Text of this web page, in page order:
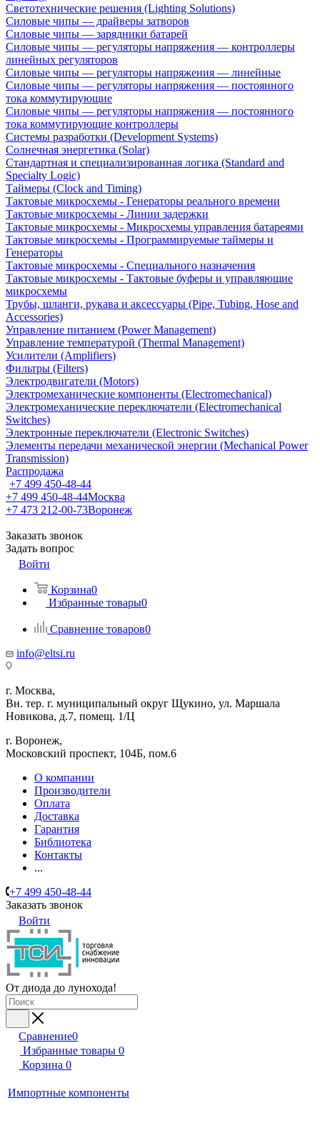
Светотехнические решения (Lighting Solutions)
Силовые чипы — драйверы затворов
Силовые чипы — зарядники батарей
Силовые чипы — регуляторы напряжения — контроллеры
линейных регуляторов
Силовые чипы — регуляторы напряжения — линейные
Силовые чипы — регуляторы напряжения — постоянного
тока коммутирующие
Силовые чипы — регуляторы напряжения — постоянного
тока коммутирующие контроллеры
Системы разработки (Development Systems)
Солнечная энергетика (Solar)
Стандартная и специализированная логика (Standard and
Specialty Logic)
Таймеры (Clock and Timing)
Тактовые микросхемы - Генераторы реального времени
Тактовые микросхемы - Линии задержки
Тактовые микросхемы - Микросхемы управления батареями
Тактовые микросхемы - Программируемые таймеры и
Генераторы
Тактовые микросхемы - Специального назначения
Тактовые микросхемы - Тактовые буферы и управляющие
микросхемы
Трубы, шланги, рукава и аксессуары (Pipe, Tubing, Hose and
Accessories)
Управление питанием (Power Management)
Управление температурой (Thermal Management)
Усилители (Amplifiers)
Фильтры (Filters)
Электродвигатели (Motors)
Электромеханические компоненты (Electromechanical)
Электромеханические переключатели (Electromechanical
Switches)
Электронные переключатели (Electronic Switches)
Элементы передачи механической энергии (Mechanical Power
Transmission)
Распродажа
+7 499 450-48-44
+7 499 450-48-44Москва
+7 473 212-00-73Воронеж
Заказать звонок
Задать вопрос
Войти
Корзина0
Избранные товары0
Сравнение товаров0
info@eltsi.ru
г. Москва,
Вн. тер. г. муниципальный округ Щукино, ул. Маршала
Новикова, д.7, помещ. 1/Ц
г. Воронеж,
​Московский проспект, 104Б, пом.6
О компании
Производители
Оплата
Доставка
Гарантия
Библиотека
Контакты
...
+7 499 450-48-44
Заказать звонок
Войти
От диода до лунохода!
Сравнение0
Избранные товары 0
Корзина 0
Импортные компоненты